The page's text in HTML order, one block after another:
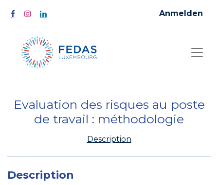
Anmelden
Evaluation des risques au poste
de travail : méthodologie
Description
Description